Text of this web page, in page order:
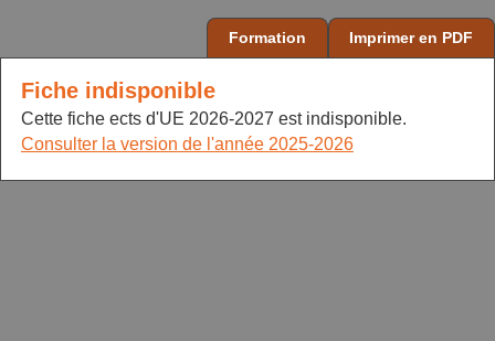
Formation Imprimer en PDF
Fiche indisponible
Cette fiche ects d'UE 2026-2027 est indisponible.
Consulter la version de l'année 2025-2026